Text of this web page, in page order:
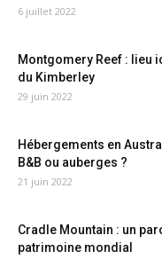
6 juillet 2022
Montgomery Reef : lieu
du Kimberley
29 juin 2022
Hébergements en
B&B ou auberges ?
21 juin 2022
Cradle Mountain : un
patrimoine mondial